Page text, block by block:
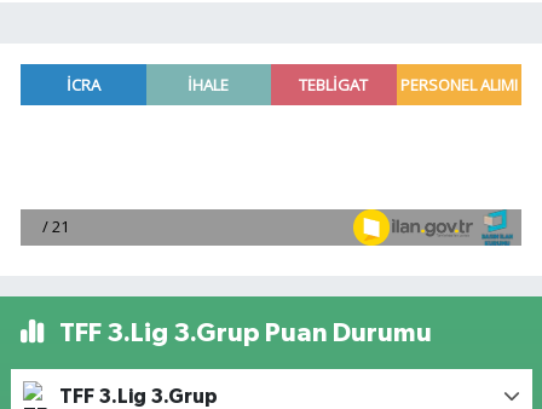
TFF 3.Lig 3.Grup Puan Durumu
TFF 3.Lig 3.Grup